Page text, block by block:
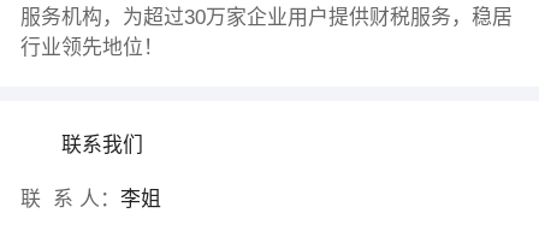
服务机构，为超过30万家企业用户提供财税服务，稳居
行业领先地位！
联系我们
联 系 人： 李姐